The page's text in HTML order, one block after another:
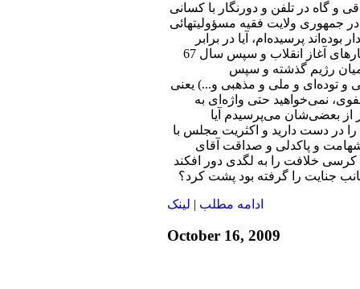
و گاه در تلفن و دورنگار با کسانی
ولایت فقیه مسؤولیتهائی
پرسیده‌ام، آیا در برابر
جنایات رژیم به ویژه کشتارهای آغاز انقلاب و سپس سال 67
رژیم گذشته و سپس
و توده‌ای و ملی و مذهبی و...) یعنی
نمی‌خواهید حتی واژه‌ای به
از بعضی‌شان می‌پرسیدم آیا
در دست دارید و اکثریت مجلس با
و پاکدلی و صداقت آقای
کرسی خلافت را به لگدی دور افکند
جنایت را گرفته بود پشت کرد؟
ادامه مطلب | لينک
October 16, 2009